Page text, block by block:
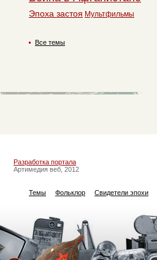
Эпоха застоя Мультфильмы
Все темы
Разработка портала
Артимедия веб, 2012
Темы Фольклор Свидетели эпохи